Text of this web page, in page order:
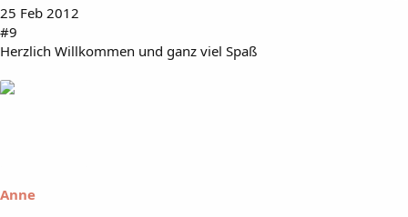
25 Feb 2012
#9
Herzlich Willkommen und ganz viel Spaß
Anne